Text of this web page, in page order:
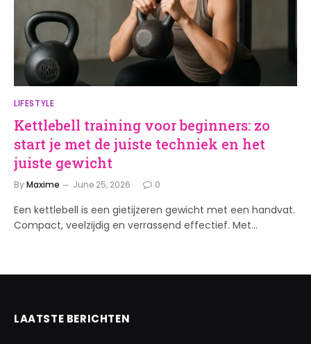
LIFESTYLE
Kettlebell training voor beginners: zo
start je met de juiste techniek en het
juiste gewicht
ByMaxime June 25, 2026 0
Een kettlebell is een gietijzeren gewicht met een handvat.
Compact, veelzijdig en verrassend effectief. Met…
LAATSTE BERICHTEN